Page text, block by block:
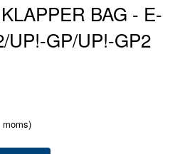
BAG - E-
UP!-GP/UP!-GP2
moms)